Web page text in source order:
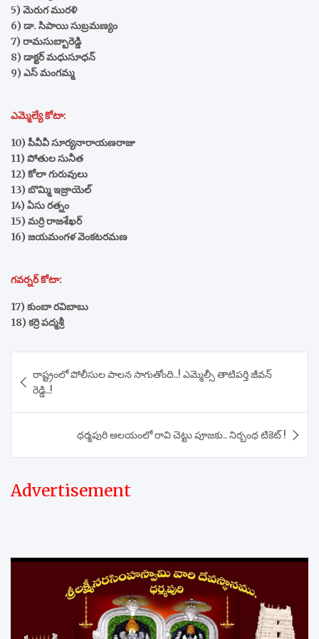
5) మెరుగ మురళి
6) డా. సిపాయి సుబ్రమణ్యం
7) రామసుబ్బారెడ్డి
8) డాక్టర్ మధుసూధన్
9) ఎస్ మంగమ్మ
ఎమ్మెల్యే కోటా:
10) పీవీవీ సూర్యనారాయణరాజు
11) పోతుల సునీత
12) కోలా గురువులు
13) బొమ్మి ఇజ్రాయెల్
14) ఏసు రత్నం
15) మర్రి రాజశేఖర్
16) జయమంగళ వెంకటరమణ
గవర్నర్ కోటా:
17) కుంబా రవిబాబు
18) కర్రి పద్మశ్రీ
navigation
రాష్ట్రంలో పోలీసుల పాలన సాగుతోంది..! ఎమ్మెల్సీ తాటిపర్తి జీవన్
రెడ్డి..!
ధర్మపురి ఆలయంలో రావి చెట్టు పూజకు.. నిర్బంధ టికెట్ !
Advertisement